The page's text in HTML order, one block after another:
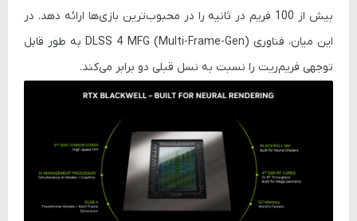
بیش از 100 فریم در ثانیه را در محبوب‌ترین بازی‌ها ارائه دهد. در
این میان، فناوری DLSS 4 MFG (Multi-Frame-Gen) به طور قابل
توجهی فریم‌ریت را نسبت به نسل قبلی دو برابر می‌کند.